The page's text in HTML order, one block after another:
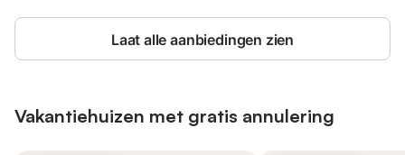
Laat alle aanbiedingen zien
Vakantiehuizen met gratis annulering